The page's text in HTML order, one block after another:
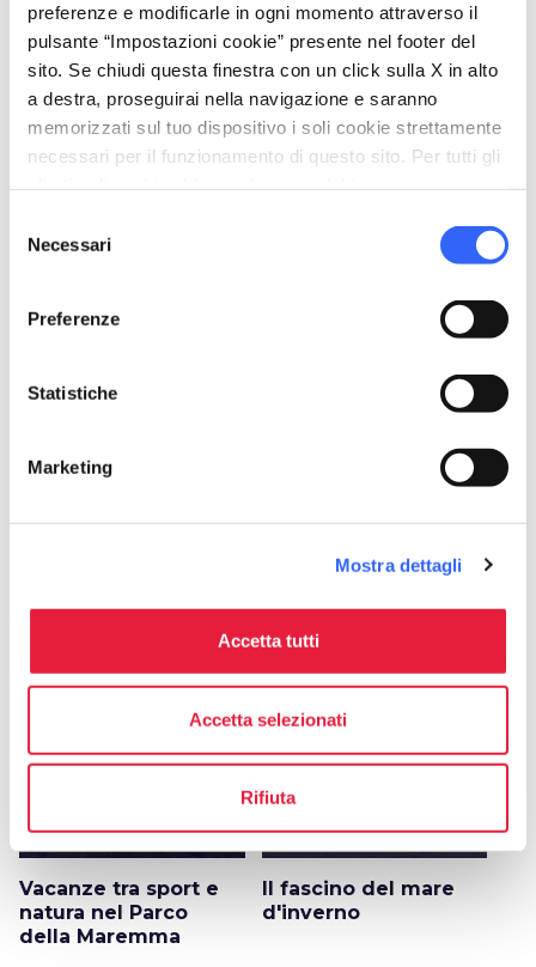
preferenze e modificarle in ogni momento attraverso il
pulsante “Impostazioni cookie” presente nel footer del
sito. Se chiudi questa finestra con un click sulla X in alto
a destra, proseguirai nella navigazione e saranno
memorizzati sul tuo dispositivo i soli cookie strettamente
necessari per il funzionamento di questo sito. Per tutti gli
delNecessari
Preferenze
Statistiche
Marketing
Mostra dettagli
Accetta tutti
Accetta selezionati
Rifiuta
hotel Dove dormire chevron_right
restaurant Dove mangiare chevron_right
holiday_village Pacchetti e soggiorni chevron_right
local_library Guide e mappe chevron_right
Luoghi da non perdere, percorsi tappa per tappa,
color_lens Idee
Vacanze tra sport e
natura nel Parco
della Maremma
color_lens Idee
Il fascino del mare
d'inverno